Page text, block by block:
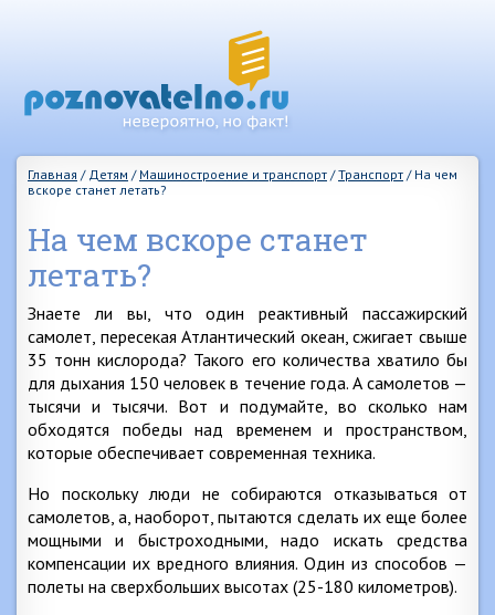
Главная / Детям / Машиностроение и транспорт /Транспорт / На чем
вскоре станет летать?
На чем вскоре станет
летать?
Знаете ли вы, что один реактивный пассажирский
самолет, пересекая Атлантический океан, сжигает свыше
35 тонн кислорода? Такого его количества хватило бы
для дыхания 150 человек в течение года. А самолетов —
тысячи и тысячи. Вот и подумайте, во сколько нам
обходятся победы над временем и пространством,
которые обеспечивает современная техника.
Но поскольку люди не собираются отказываться от
самолетов, а, наоборот, пытаются сделать их еще более
мощными и быстроходными, надо искать средства
компенсации их вредного влияния. Один из способов —
полеты на сверхбольших высотах (25-180 километров).